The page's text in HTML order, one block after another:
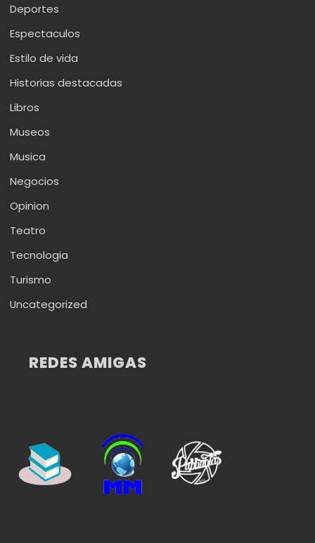
Deportes
Espectaculos
Estilo de vida
Historias destacadas
Libros
Museos
Musica
Negocios
Opinion
Teatro
Tecnologia
Turismo
Uncategorized
REDES AMIGAS